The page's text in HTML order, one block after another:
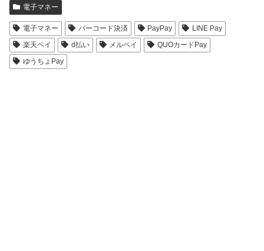
電子マネー
電子マネー バーコード決済 PayPay
LINE Pay
楽天ペイ
d払い メルペイ
QUOカードPay
ゆうちょPay